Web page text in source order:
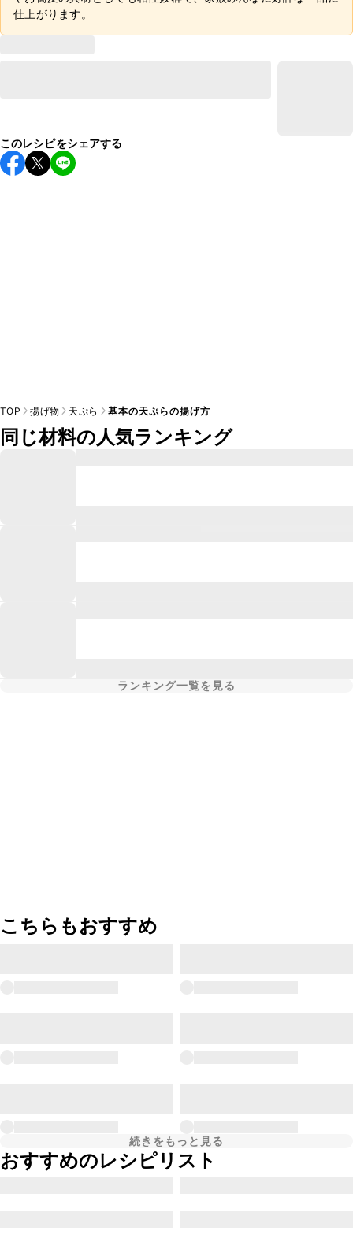
仕上がります。
このレシピをシェアする
TOP 揚げ物 天ぷら 基本の天ぷらの揚げ方
同じ材料の人気ランキング
ランキング一覧を見る
こちらもおすすめ
続きをもっと見る
おすすめのレシピリスト